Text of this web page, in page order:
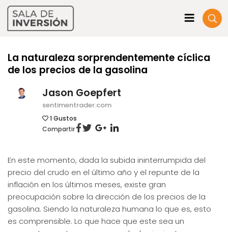
La naturaleza sorprendentemente cíclica
de los precios de la gasolina
Jason Goepfert
sentimentrader.com
1Gustos
Compartir
En este momento, dada la subida ininterrumpida del
precio del crudo en el último año y el repunte de la
inflación en los últimos meses, existe gran
preocupación sobre la dirección de los precios de la
gasolina. Siendo la naturaleza humana lo que es, esto
es comprensible. Lo que hace que este sea un